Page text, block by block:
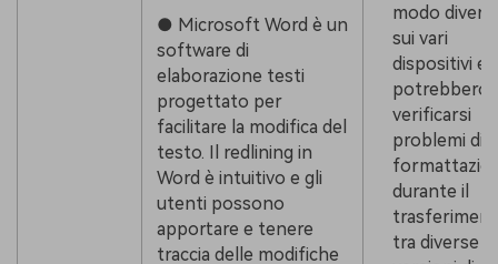
● Microsoft Word è un
software di
elaborazione testi
progettato per
facilitare la modifica del
testo. Il redlining in
Word è intuitivo e gli
utenti possono
apportare e tenere
traccia delle modifiche
modo
sui vari
dispositivi e
potrebbero
verificarsi
problemi di
durante il
tra diverse